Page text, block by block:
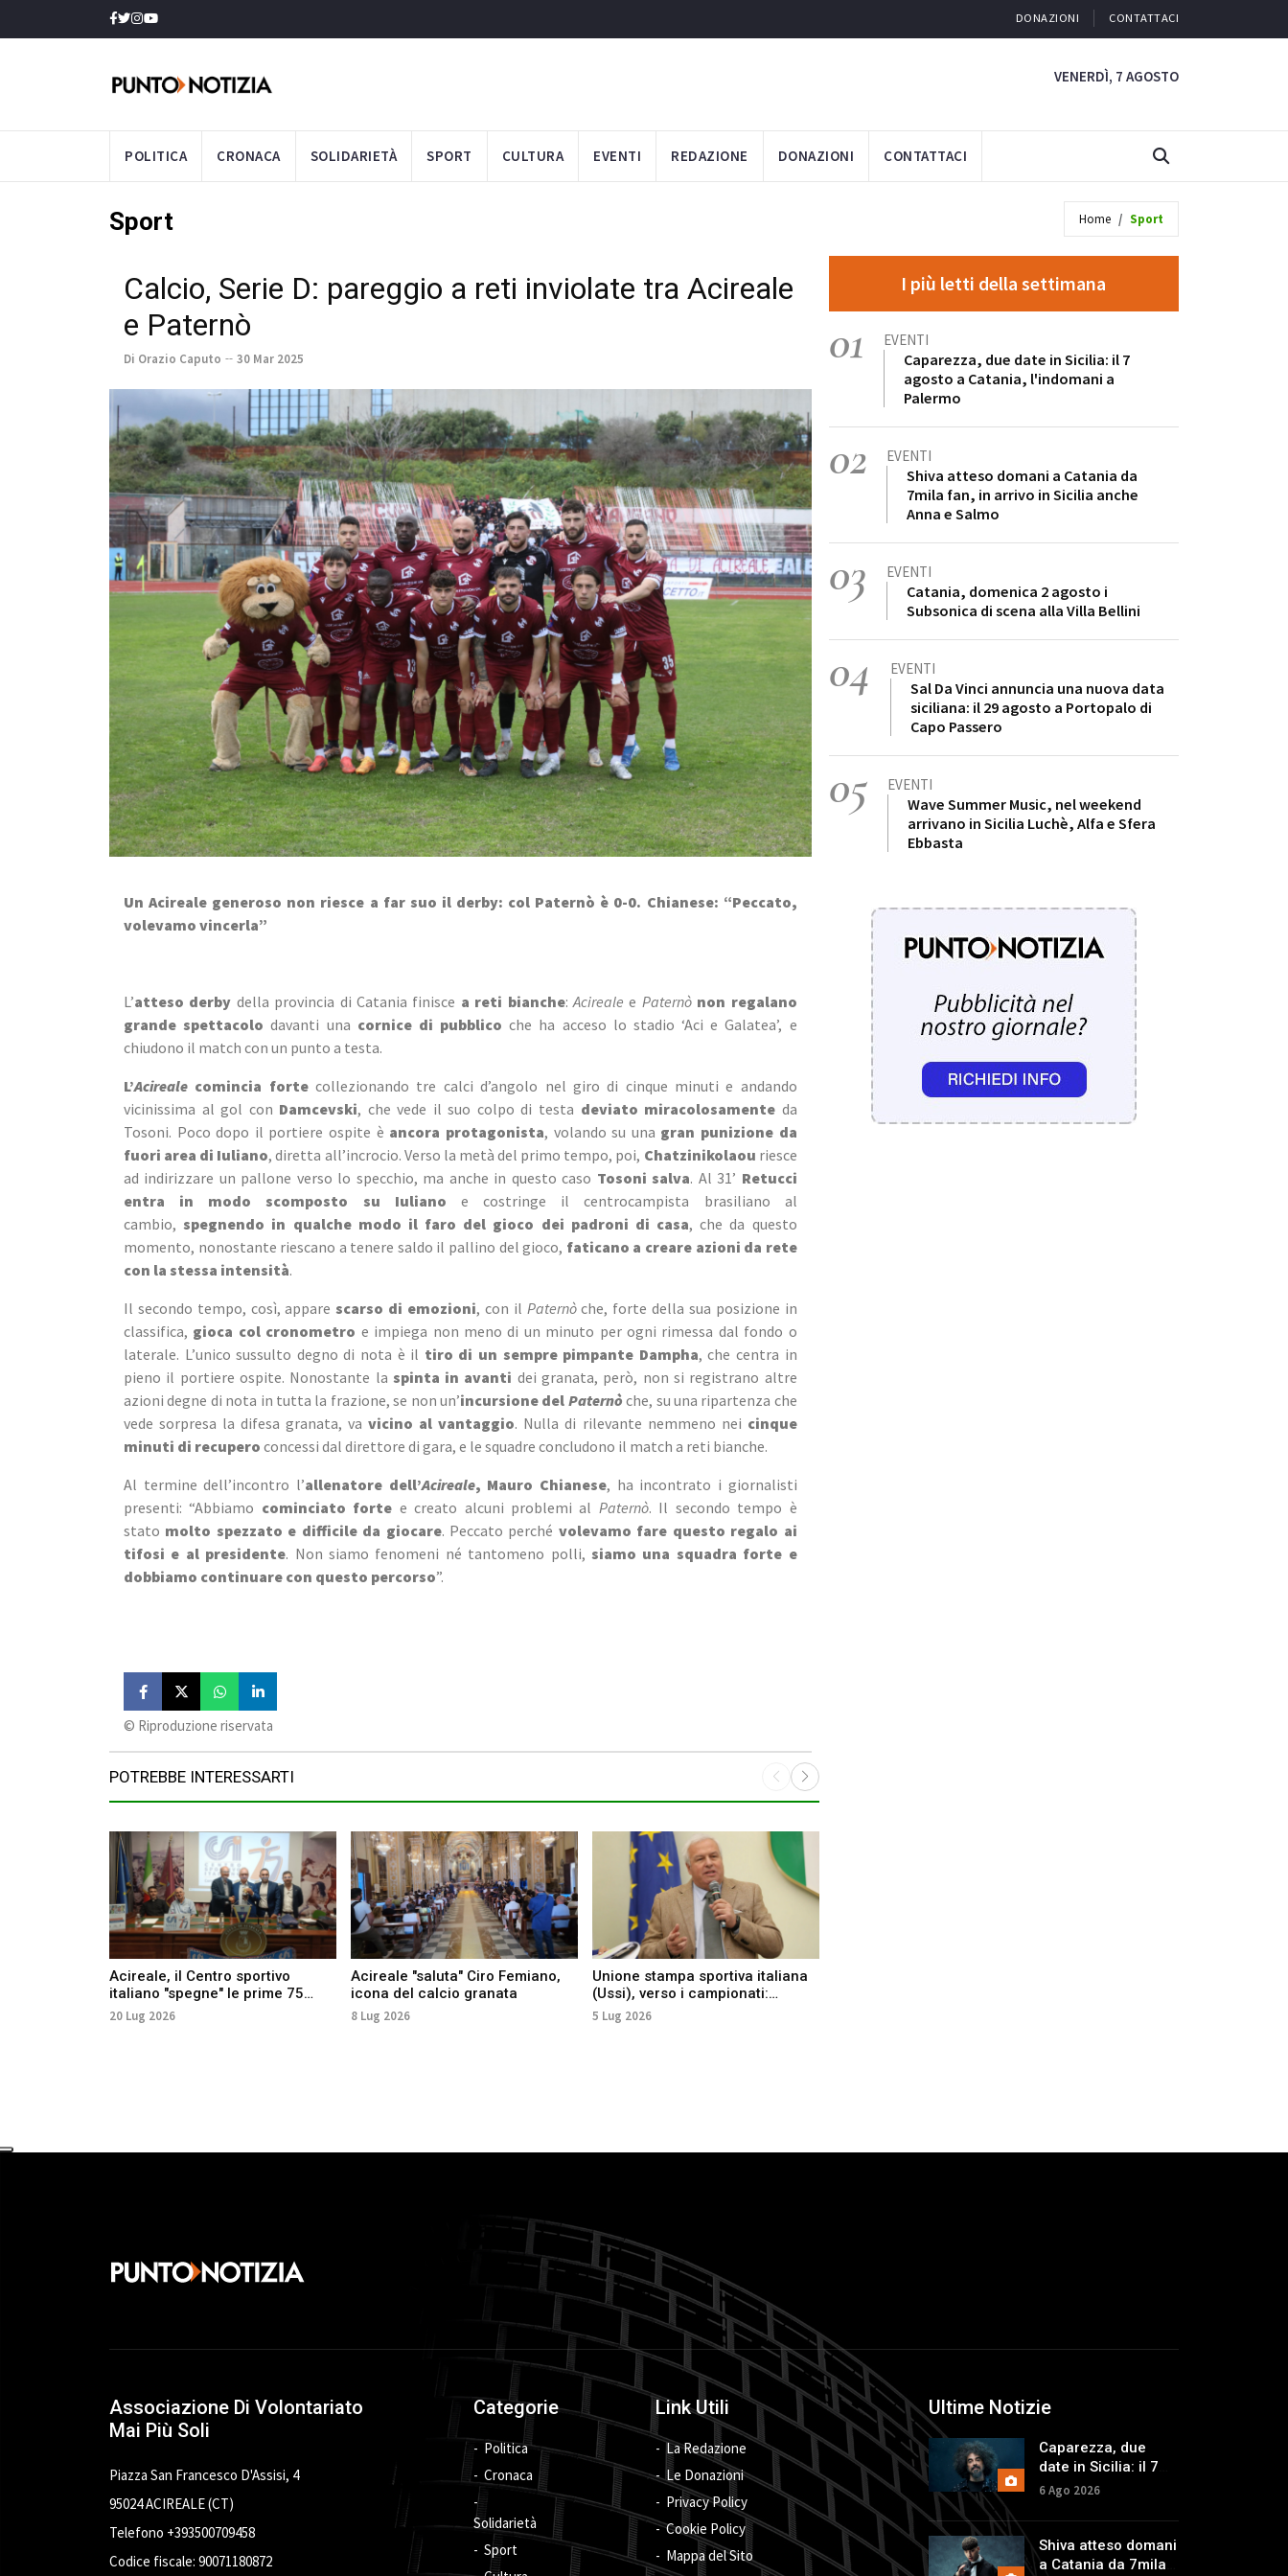
DONAZIONI CONTATTACI
VENERDÌ, 7 AGOSTO
POLITICA CRONACA SOLIDARIETÀ SPORT CULTURA EVENTI REDAZIONE DONAZIONI CONTATTACI
Sport Home Sport
Calcio, Serie D: pareggio a reti inviolate tra Acireale
e Paternò
Di Orazio Caputo 30 Mar 2025
Un Acireale generoso non riesce a far suo il derby: col Paternò è 0-0. Chianese: “Peccato,
volevamo vincerla”
L’atteso derby della provincia di Catania finisce a reti bianche: Acireale e Paternò non regalano
grande spettacolo davanti una cornice di pubblico che ha acceso lo stadio ‘Aci e Galatea’, e
chiudono il match con un punto a testa.
L’Acireale comincia forte collezionando tre calci d’angolo nel giro di cinque minuti e andando
vicinissima al gol con Damcevski, che vede il suo colpo di testa deviato miracolosamente da
Tosoni. Poco dopo il portiere ospite è ancora protagonista, volando su una gran punizione da
fuori area di Iuliano, diretta all’incrocio. Verso la metà del primo tempo, poi, Chatzinikolaou riesce
ad indirizzare un pallone verso lo specchio, ma anche in questo caso Tosoni salva. Al 31’ Retucci
entra in modo scomposto su Iuliano e costringe il centrocampista brasiliano al
cambio, spegnendo in qualche modo il faro del gioco dei padroni di casa, che da questo
momento, nonostante riescano a tenere saldo il pallino del gioco, faticano a creare azioni da rete
con la stessa intensità.
Il secondo tempo, così, appare scarso di emozioni, con il Paternò che, forte della sua posizione in
classifica, gioca col cronometro e impiega non meno di un minuto per ogni rimessa dal fondo o
laterale. L’unico sussulto degno di nota è il tiro di un sempre pimpante Dampha, che centra in
pieno il portiere ospite. Nonostante la spinta in avanti dei granata, però, non si registrano altre
azioni degne di nota in tutta la frazione, se non un’incursione del Paternò che, su una ripartenza che
vede sorpresa la difesa granata, va vicino al vantaggio. Nulla di rilevante nemmeno nei cinque
minuti di recupero concessi dal direttore di gara, e le squadre concludono il match a reti bianche.
Al termine dell’incontro l’allenatore dell’Acireale, Mauro Chianese, ha incontrato i giornalisti
presenti: “Abbiamo cominciato forte e creato alcuni problemi al Paternò. Il secondo tempo è
stato molto spezzato e difficile da giocare. Peccato perché volevamo fare questo regalo ai
tifosi e al presidente. Non siamo fenomeni né tantomeno polli, siamo una squadra forte e
dobbiamo continuare con questo percorso”.
©️ Riproduzione riservata
POTREBBE INTERESSARTI
Acireale, il Centro sportivo
italiano "spegne" le prime 75
candeline
20 Lug 2026
Acireale "saluta" Ciro Femiano,
icona del calcio granata
8 Lug 2026
Unione stampa sportiva italiana
(Ussi), verso i campionati:
"Rispetto dei protocolli e delle
esigenze della stampa sportiva"
5 Lug 2026
I più letti della settimana
01 EVENTI
Caparezza, due date in Sicilia: il 7
agosto a Catania, l'indomani a
Palermo
02 EVENTI
Shiva atteso domani a Catania da
7mila fan, in arrivo in Sicilia anche
Anna e Salmo
03 EVENTI
Catania, domenica 2 agosto i
Subsonica di scena alla Villa Bellini
04 EVENTI
Sal Da Vinci annuncia una nuova data
siciliana: il 29 agosto a Portopalo di
Capo Passero
05 EVENTI
Wave Summer Music, nel weekend
arrivano in Sicilia Luchè, Alfa e Sfera
Ebbasta
Associazione Di Volontariato
Mai Più Soli
Piazza San Francesco D'Assisi, 4
95024 ACIREALE (CT)
Telefono +393500709458
Codice fiscale: 90071180872
Categorie
Politica
Cronaca
Solidarietà
Sport
Link Utili
La Redazione
Le Donazioni
Privacy Policy
Cookie Policy
Mappa del Sito
Ultime Notizie
Caparezza, due
date in Sicilia: il 7
agosto a Catania,
Palermo
6 Ago 2026
Shiva atteso domani
a Catania da 7mila